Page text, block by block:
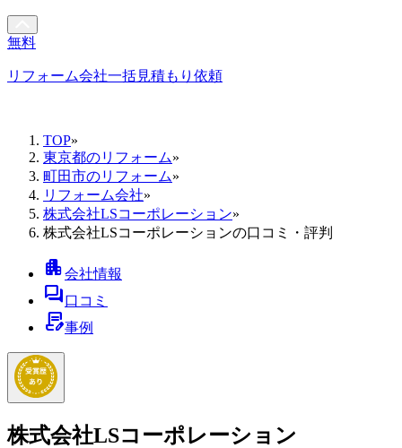
無料
リフォーム会社一括見積もり依頼
TOP»
東京都のリフォーム»
町田市のリフォーム»
リフォーム会社»
株式会社LSコーポレーション»
株式会社LSコーポレーションの口コミ・評判
apartment会社情報
forum口コミ
contract_edit事例
株式会社LSコーポレーション